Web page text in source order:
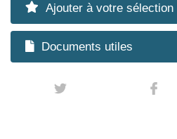
Ajouter à votre sélection
Documents utiles